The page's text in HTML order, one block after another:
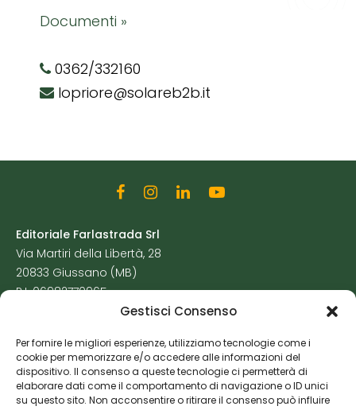
Gestisci Consenso
Per fornire le migliori esperienze, utilizziamo tecnologie come i
cookie per memorizzare e/o accedere alle informazioni del
dispositivo. Il consenso a queste tecnologie ci permetterà di
elaborare dati come il comportamento di navigazione o ID unici
su questo sito. Non acconsentire o ritirare il consenso può influire
Documenti »
0362/332160
lopriore@solareb2b.it
Editoriale Farlastrada Srl
Via Martiri della Libertà, 28
20833 Giussano (MB)
P.I. 06982770965
Cookie Policy
Risorse Aggiuntive